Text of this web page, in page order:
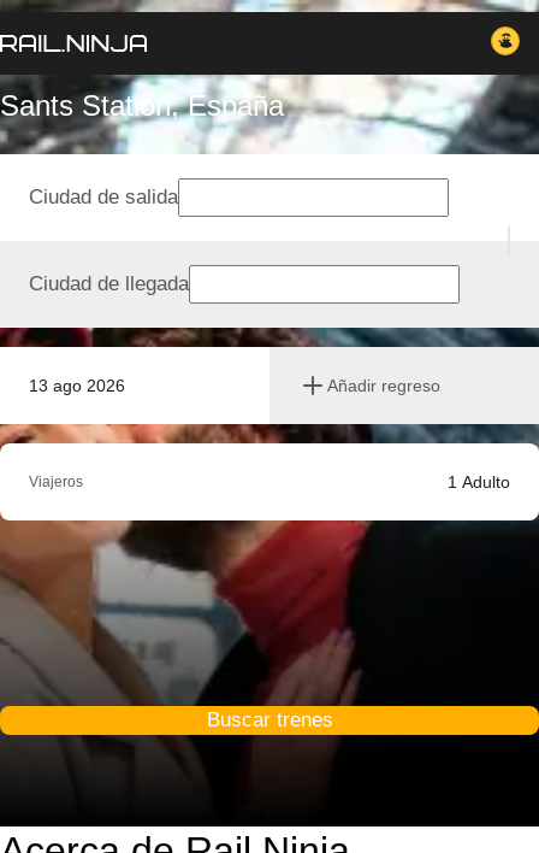
Sants Station, España
13 ago 2026 Añadir regreso
Ciudad de salida
Ciudad de llegada
Viajeros 1 Adulto
Buscar trenes